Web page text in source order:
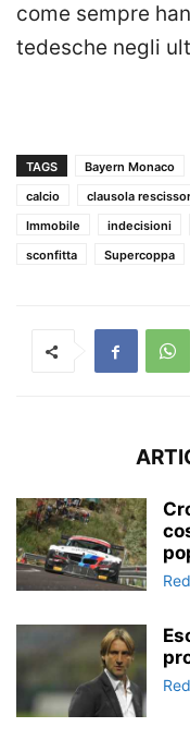
come sempre
tedesche negli
TAGS Bayern Monaco
calcio
clausola
Immobile
indecisioni
sconfitta
Supercoppa